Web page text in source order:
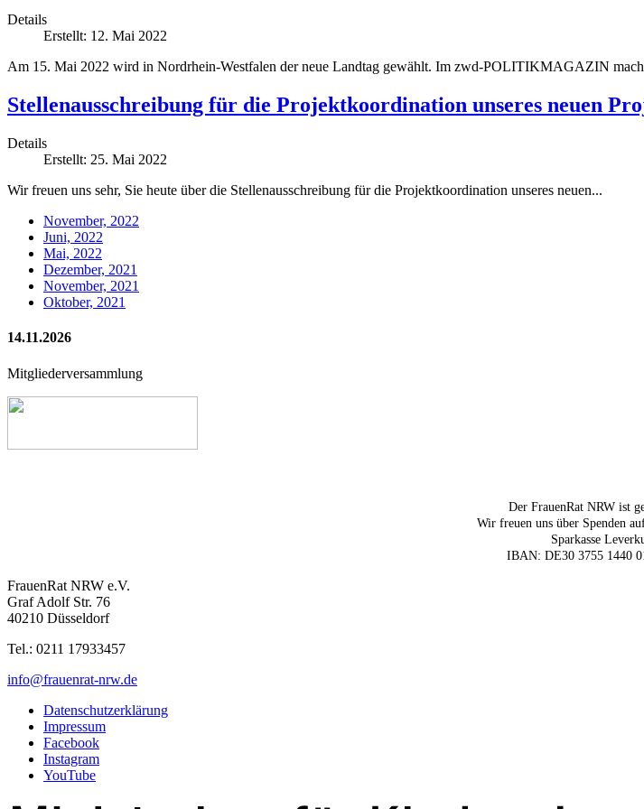
Details
Erstellt: 12. Mai 2022
Am 15. Mai 2022 wird in Nordrhein-Westfalen der neue Landtag gewählt. Im zwd-POLITIKMAGAZIN
Stellenausschreibung für die Projektkoordination unseres neuen
Details
Erstellt: 25. Mai 2022
Wir freuen uns sehr, Sie heute über die Stellenausschreibung für die Projektkoordination unseres neuen...
November, 2022
Juni, 2022
Mai, 2022
Dezember, 2021
November, 2021
Oktober, 2021
14.11.2026
Mitgliederversammlung
Der FrauenRat NRW ist
Wir freuen uns über Spenden
Sparkasse
IBAN: DE30 3755 1440
FrauenRat NRW e.V.
Graf Adolf Str. 76
40210 Düsseldorf
Tel.: 0211 17933457
info@frauenrat-nrw.de
Datenschutzerklärung
Impressum
Facebook
Instagram
YouTube